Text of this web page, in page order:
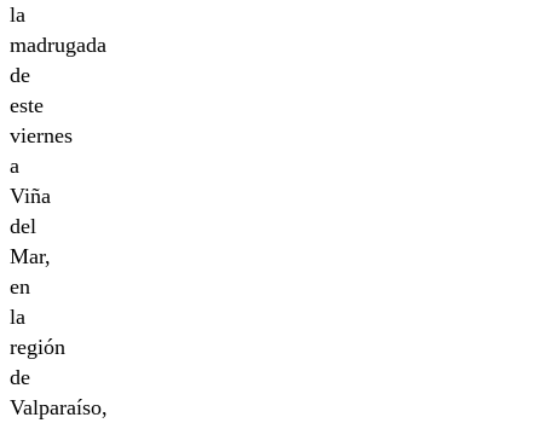
la
madrugada
de
este
viernes
a
Viña
del
Mar,
en
la
región
de
Valparaíso,